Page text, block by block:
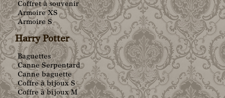
Coffret à souvenir
Armoire XS
Armoire S
Harry Potter
Baguettes
Canne Serpentard
Canne baguette
Coffre à bijoux S
Coffre à bijoux M